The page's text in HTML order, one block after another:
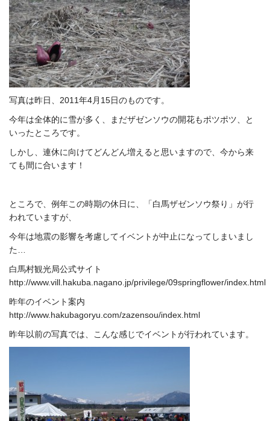
写真は昨日、2011年4月15日のものです。
今年は全体的に雪が多く、まだザゼンソウの開花もポツポツ、と
いったところです。
しかし、連休に向けてどんどん増えると思いますので、今から来
ても間に合います！
ところで、例年この時期の休日に、「白馬ザゼンソウ祭り」が行
われていますが、
今年は地震の影響を考慮してイベントが中止になってしまいまし
た…
白馬村観光局公式サイト
http://www.vill.hakuba.nagano.jp/privilege/09springflower/index.html
昨年のイベント案内
http://www.hakubagoryu.com/zazensou/index.html
昨年以前の写真では、こんな感じでイベントが行われています。